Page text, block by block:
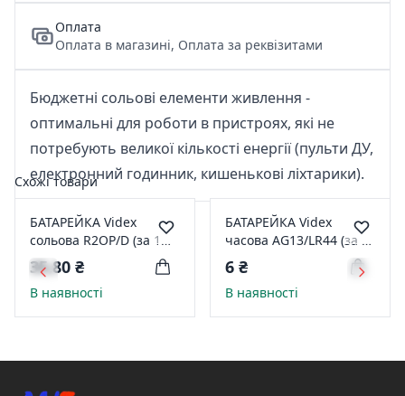
Оплата
Оплата в магазині, Оплата за реквізитами
Бюджетні сольові елементи живлення -
оптимальні для роботи в пристроях, які не
потребують великої кількості енергії (пульти ДУ,
електронний годинник, кишенькові ліхтарики).
Схожі товари
БАТАРЕЙКА Videx
сольова R2OP/D (за 1
шт)
35,80 ₴
В наявності
БАТАРЕЙКА Videx
часова AG13/LR44 (за 1
шт)
6 ₴
В наявності